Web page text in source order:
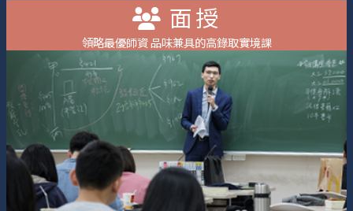
面授
領略最優師資 品味兼具的高錄取實境課